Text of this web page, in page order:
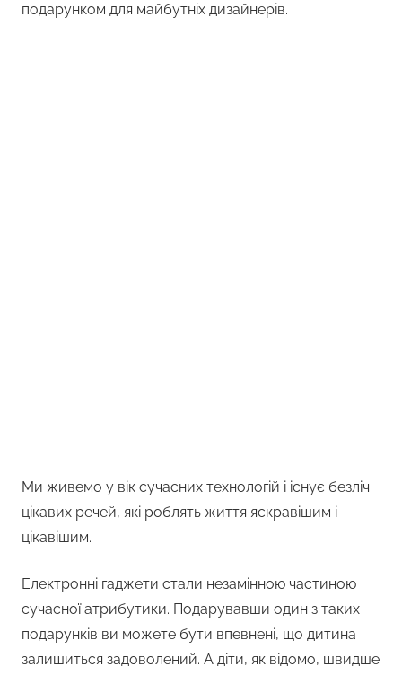
подарунком для майбутніх дизайнерів.
Ми живемо у вік сучасних технологій і існує безліч
цікавих речей, які роблять життя яскравішим і
цікавішим.
Електронні гаджети стали незамінною частиною
сучасної атрибутики. Подарувавши один з таких
подарунків ви можете бути впевнені, що дитина
залишиться задоволений. А діти, як відомо, швидше